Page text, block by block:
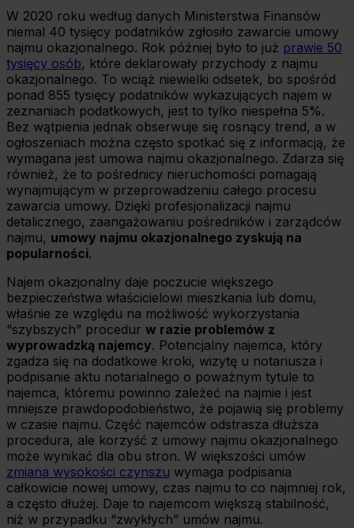
W 2020 roku według danych Ministerstwa Finansów
niemal 40 tysięcy podatników zgłosiło zawarcie umowy
najmu okazjonalnego. Rok później było to już prawie 50
tysięcy osób, które deklarowały przychody z najmu
okazjonalnego. To wciąż niewielki odsetek, bo spośród
ponad 855 tysięcy podatników wykazujących najem w
zeznaniach podatkowych, jest to tylko niespełna 5%.
Bez wątpienia jednak obserwuje się rosnący trend, a w
ogłoszeniach można często spotkać się z informacją, że
wymagana jest umowa najmu okazjonalnego. Zdarza się
również, że to pośrednicy nieruchomości pomagają
wynajmującym w przeprowadzeniu całego procesu
zawarcia umowy. Dzięki profesjonalizacji najmu
detalicznego, zaangażowaniu pośredników i zarządców
najmu, umowy najmu okazjonalnego zyskują na
popularności.
Najem okazjonalny daje poczucie większego
bezpieczeństwa właścicielowi mieszkania lub domu,
właśnie ze względu na możliwość wykorzystania
“szybszych” procedur w razie problemów z
wyprowadzką najemcy. Potencjalny najemca, który
zgadza się na dodatkowe kroki, wizytę u notariusza i
podpisanie aktu notarialnego o poważnym tytule to
najemca, któremu powinno zależeć na najmie i jest
mniejsze prawdopodobieństwo, że pojawią się problemy
w czasie najmu. Część najemców odstrasza dłuższa
procedura, ale korzyść z umowy najmu okazjonalnego
może wynikać dla obu stron. W większości umów
zmiana wysokości czynszu wymaga podpisania
całkowicie nowej umowy, czas najmu to co najmniej rok,
a często dłużej. Daje to najemcom większą stabilność,
niż w przypadku “zwykłych” umów najmu.